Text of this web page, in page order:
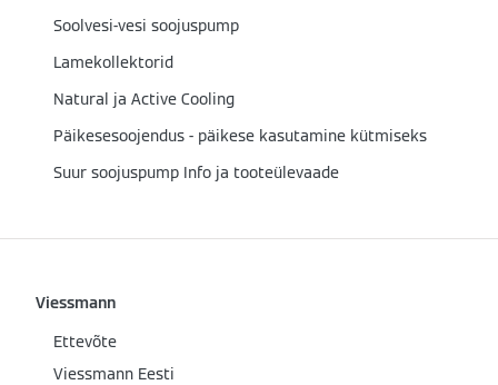
Soolvesi-vesi soojuspump
Lamekollektorid
Natural ja Active Cooling
Päikesesoojendus - päikese kasutamine kütmiseks
Suur soojuspump Info ja tooteülevaade
Viessmann
Ettevõte
Viessmann Eesti